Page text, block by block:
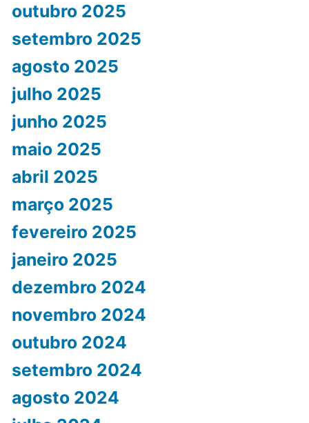
outubro 2025
setembro 2025
agosto 2025
julho 2025
junho 2025
maio 2025
abril 2025
março 2025
fevereiro 2025
janeiro 2025
dezembro 2024
novembro 2024
outubro 2024
setembro 2024
agosto 2024